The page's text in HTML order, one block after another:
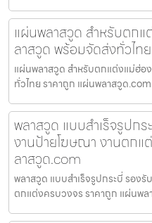
แผ่นพลาสวูด สำหรับตก
ลาสวูด พร้อมจัดส่งทั่วไท
แผ่นพลาสวูด สำหรับตกแต่งแม่ฮ่
ทั่วไทย ราคาถูก แผ่นพลาสวูด
พลาสวูด แบบสำเร็จรูปก
งานป้ายโฆษณา งานตกแ
ลาสวูด.com
พลาสวูด แบบสำเร็จรูปกระบี่ รอง
ตกแต่งครบวงจร ราคาถูก แผ่นพ